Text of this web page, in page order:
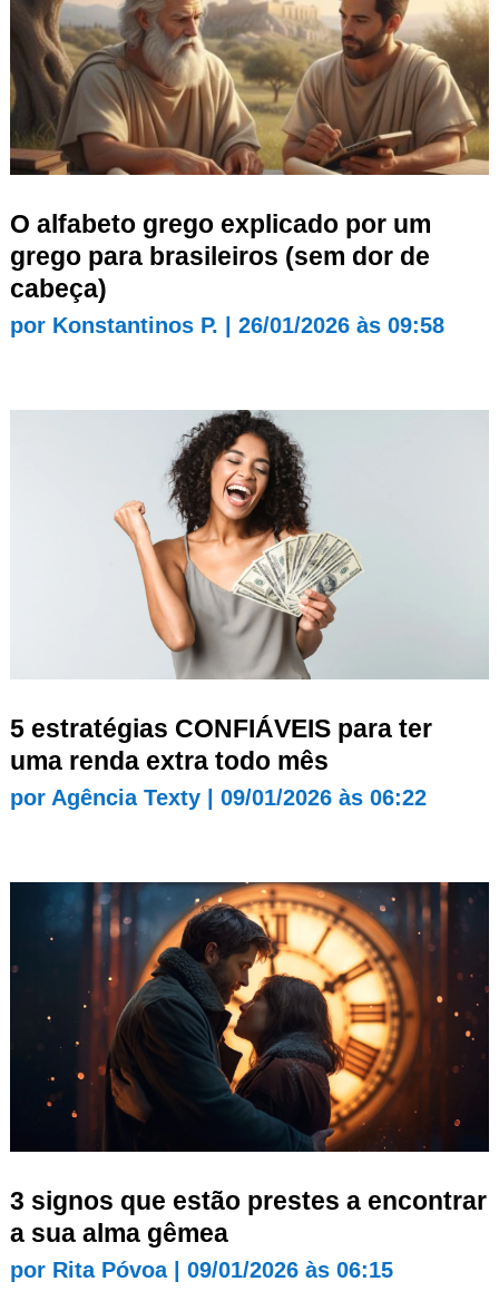
O alfabeto grego explicado por um
grego para brasileiros (sem dor de
cabeça)
por Konstantinos P. 26/01/2026 às 09:58
5 estratégias CONFIÁVEIS para ter
uma renda extra todo mês
por Agência Texty| 09/01/2026 às 06:22
3 signos que estão prestes a encontrar
a sua alma gêmea
por Rita Póvoa| 09/01/2026 às 06:15